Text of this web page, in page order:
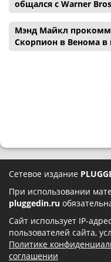
общался с Warner
Мэнд Майкл
Скорпион в Венома в
Сетевое издание
При использовании
pluggedin.ru
Сайт использует IP-
пользователей сайта,
Политике
соглашении